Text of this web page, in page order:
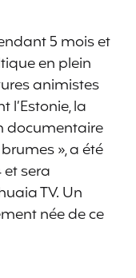
5 mois et
en plein
animistes
la
documentaire
», a été
sera
TV. Un
née de ce